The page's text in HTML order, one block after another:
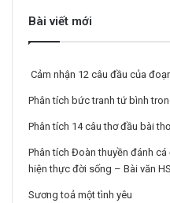
Bài viết mới
Cảm nhận 12 câu đầu của
Phân tích bức tranh tứ bình
Phân tích 14 câu thơ đầu bài
Phân tích Đoàn thuyền đánh
hiện thực đời sống – Bài văn
Sương toả một tình yêu